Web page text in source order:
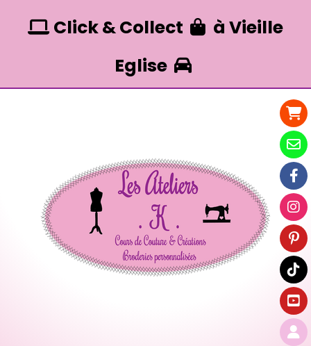
 Click & Collect  à Vieille
Eglise 